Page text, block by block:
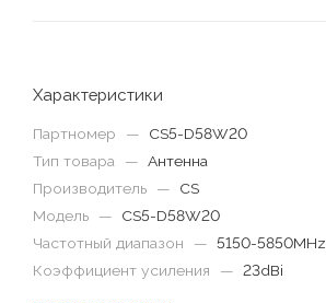
Характеристики
Партномер —
CS5-D58W20
Тип товара
— Антенна
Производитель
—
CS
Модель
—
CS5-D58W20
Частотный диапазон
— 5150-5850MHz
Коэффициент усиления
— 23dBi